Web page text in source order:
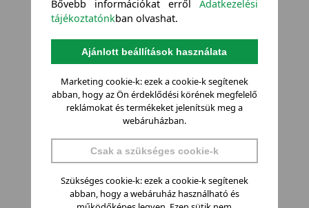
Bővebb információkat errőlAdatkezelési
tájékoztatónkban olvashat.
Ajánlott beállítások használata
Marketing cookie-k: ezek a cookie-k segítenek
abban, hogy az Ön érdeklődési körének megfelelő
reklámokat és termékeket jelenítsük meg a
webáruházban.
Csak a szükséges cookie-k
Szükséges cookie-k: ezek a cookie-k segítenek
abban, hogy a webáruház használható és